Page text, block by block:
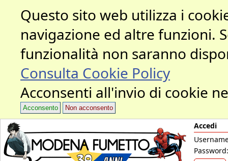
Questo sito web utilizza i
navigazione ed altre funzioni.
funzionalità non saranno
Consulta Cookie Policy
Acconsenti all'invio di cookie
Acconsento Non acconsento
Accedi
Password: